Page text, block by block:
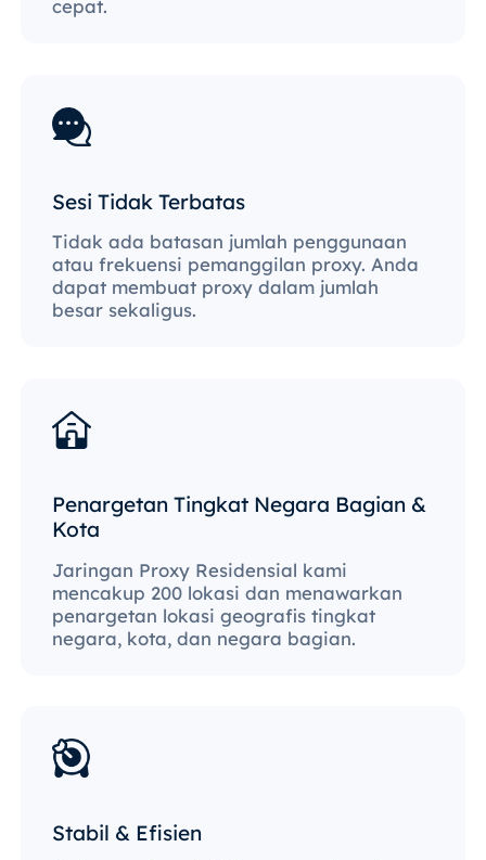
cepat.
Sesi Tidak Terbatas
Tidak ada batasan jumlah penggunaan
atau frekuensi pemanggilan proxy. Anda
dapat membuat proxy dalam jumlah
besar sekaligus.
Penargetan Tingkat Negara Bagian &
Kota
Jaringan Proxy Residensial kami
mencakup 200 lokasi dan menawarkan
penargetan lokasi geografis tingkat
negara, kota, dan negara bagian.
Stabil & Efisien